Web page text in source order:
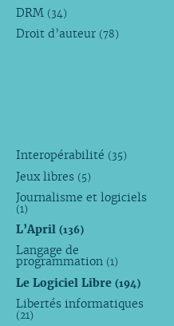
DRM (34)
Droit d’auteur (78)
Interopérabilité (35)
Jeux libres (5)
Journalisme et logiciels
(1)
L’April (136)
Langage de
programmation (1)
Le Logiciel Libre (194)
Libertés informatiques
(21)